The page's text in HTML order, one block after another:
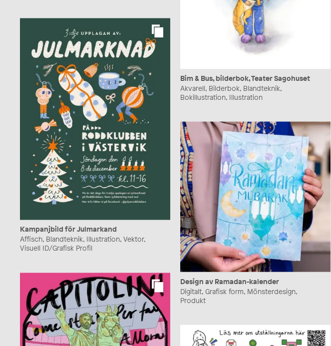
Bim & Bus, bilderbok, Teater Sagohuset
Akvarell, Bilderbok, Blandteknik,
Bokillustration, Illustration
Kampanjbild för Julmarkand
Affisch, Blandteknik, Illustration, Vektor,
Visuell ID/Grafisk Profil
Design av Ramadan-kalender
Digitalt, Grafisk form, Mönsterdesign,
Produkt